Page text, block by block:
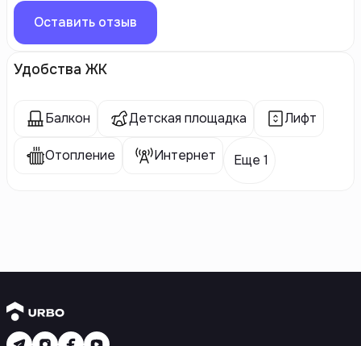
Оставить отзыв
Удобства ЖК
Балкон Детская площадка Лифт
Отопление Интернет Еще 1